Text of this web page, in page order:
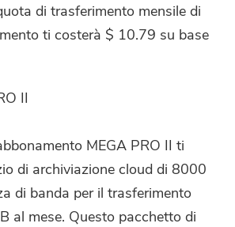
di trasferimento mensile di
ti costerà $ 10.79 su base
II
MEGA PRO II ti
di archiviazione cloud di 8000
di banda per il trasferimento
al mese. Questo pacchetto di